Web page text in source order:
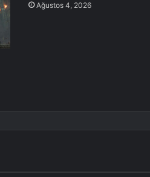
Ağustos 4, 2026